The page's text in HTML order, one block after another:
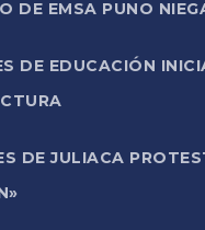
DE EMSA PUNO
DE EDUCACIÓN
DE JULIACA